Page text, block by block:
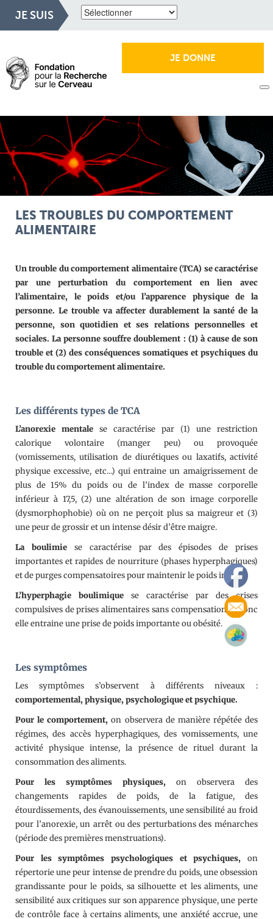
JE SUIS
JE DONNE
LES TROUBLES DU COMPORTEMENT
ALIMENTAIRE
Un trouble du comportement alimentaire (TCA) se caractérise
par une perturbation du comportement en lien avec
l’alimentaire, le poids et/ou l’apparence physique de la
personne. Le trouble va affecter durablement la santé de la
personne, son quotidien et ses relations personnelles et
sociales. La personne souffre doublement : (1) à cause de son
trouble et (2) des conséquences somatiques et psychiques du
trouble du comportement alimentaire.
Les différents types de TCA
L’anorexie mentale se caractérise par (1) une restriction
calorique volontaire (manger peu) ou provoquée
(vomissements, utilisation de diurétiques ou laxatifs, activité
physique excessive, etc…) qui entraine un amaigrissement de
plus de 15% du poids ou de l’index de masse corporelle
inférieur à 17,5, (2) une altération de son image corporelle
(dysmorphophobie) où on ne perçoit plus sa maigreur et (3)
une peur de grossir et un intense désir d’être maigre.
La boulimiese caractérise par des épisodes de prises
importantes et rapides de nourriture (phases hyperphagiques)
et de purges compensatoires pour maintenir le poids initial.
L’hyperphagie boulimique se caractérise par des crises
compulsives de prises alimentaires sans compensation et donc
elle entraine une prise de poids importante ou obésité.
Les symptômes
Les symptômes s’observent à différents niveaux :
comportemental, physique, psychologique et psychique.
Pour le comportement, on observera de manière répétée des
régimes, des accès hyperphagiques, des vomissements, une
activité physique intense, la présence de rituel durant la
consommation des aliments.
Pour les symptômes physiques, on observera des
changements rapides de poids, de la fatigue, des
étourdissements, des évanouissements, une sensibilité au froid
pour l’anorexie, un arrêt ou des perturbations des ménarches
(période des premières menstruations).
Pour les symptômes psychologiques et psychiques, on
répertorie une peur intense de prendre du poids, une obsession
grandissante pour le poids, sa silhouette et les aliments, une
sensibilité aux critiques sur son apparence physique, une perte
de contrôle face à certains aliments, une anxiété accrue, une